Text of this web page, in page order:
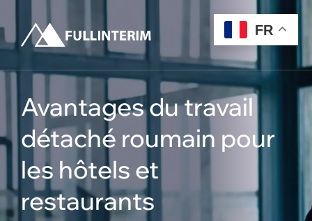
to
content
Avantages du travail
détaché roumain pour
les hôtels et
restaurants
FR